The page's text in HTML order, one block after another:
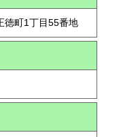
町1丁目55番地